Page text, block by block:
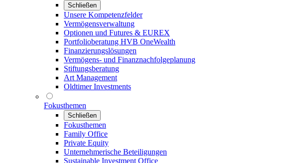
Schließen
Unsere Kompetenzfelder
Vermögensverwaltung
Optionen und Futures & EUREX
Portfolioberatung HVB OneWealth
Finanzierungslösungen
Vermögens- und Finanznachfolgeplanung
Stiftungsberatung
Art Management
Oldtimer Investments
Fokusthemen
Schließen
Fokusthemen
Family Office
Private Equity
Unternehmerische Beteiligungen
Sustainable Investment Office